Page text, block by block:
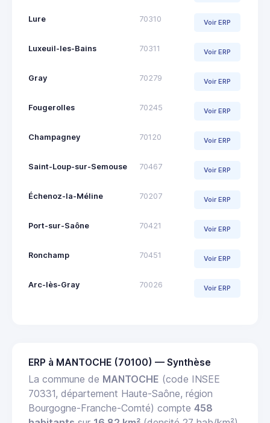
Lure 70310 Voir ERP
Luxeuil-les-Bains 70311 Voir ERP
Gray 70279 Voir ERP
Fougerolles 70245 Voir ERP
Champagney 70120 Voir ERP
Saint-Loup-sur-Semouse 70467 Voir ERP
Échenoz-la-Méline 70207 Voir ERP
Port-sur-Saône 70421 Voir ERP
Ronchamp 70451 Voir ERP
Arc-lès-Gray 70026 Voir ERP
ERP à MANTOCHE (70100) — Synthèse
La commune de MANTOCHE (code INSEE
70331, département Haute-Saône, région
Bourgogne-Franche-Comté) compte 458